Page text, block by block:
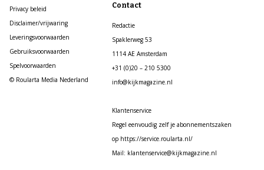
Privacy beleid
Disclaimer/vrijwaring
Leveringsvoorwaarden
Gebruiksvoorwaarden
Spelvoorwaarden
© Roularta Media Nederland
Contact
Redactie
Spaklerweg 53
1114 AE Amsterdam
+31 (0)20 – 210 5300
info@kijkmagazine.nl
Klantenservice
Regel eenvoudig zelf je abonnementszaken
op https://service.roularta.nl/
Mail: klantenservice@kijkmagazine.nl